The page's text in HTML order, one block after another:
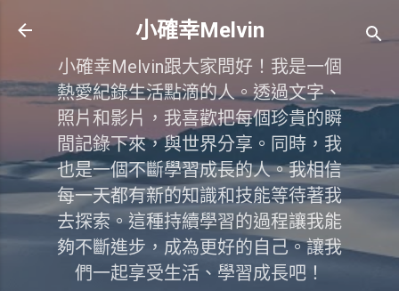
跳到主要內容
小確幸Melvin
小確幸Melvin跟大家問好！我是一個
熱愛紀錄生活點滴的人。透過文字、
照片和影片，我喜歡把每個珍貴的瞬
間記錄下來，與世界分享。同時，我
也是一個不斷學習成長的人。我相信
每一天都有新的知識和技能等待著我
去探索。這種持續學習的過程讓我能
夠不斷進步，成為更好的自己。讓我
們一起享受生活、學習成長吧！